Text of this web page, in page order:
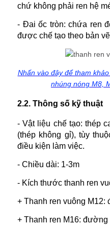
chứ không phải ren hệ
- Đai ốc tròn: chứa ren
được chế tạo theo bản
Nhấn vào đây để tham
nhúng nóng M8,
2.2. Thông số kỹ thuật
- Vật liệu chế tạo: thép
(thép không gỉ), tùy
điều kiện làm việc.
- Chiều dài: 1-3m
- Kích thước thanh ren
+ Thanh ren vuông M12:
+ Thanh ren M16: